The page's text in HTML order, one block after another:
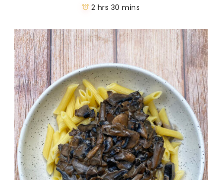
2 hrs 30 mins